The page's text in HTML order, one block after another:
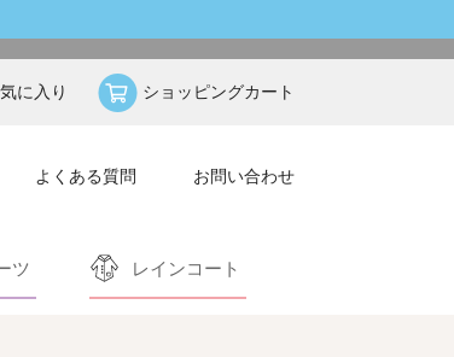
に入り ショッピングカート
よくある質問 お問い合わせ
ツ レインコート